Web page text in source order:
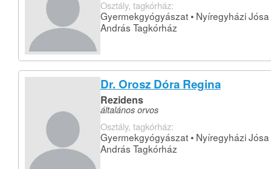
Osztály, tagkórház:
Gyermekgyógyászat • Nyíregyházi Jósa
András Tagkórház
Dr. Orosz Dóra Regina
Rezidens
általános orvos
Osztály, tagkórház:
Gyermekgyógyászat • Nyíregyházi Jósa
András Tagkórház